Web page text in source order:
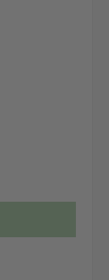
Schaltflächen